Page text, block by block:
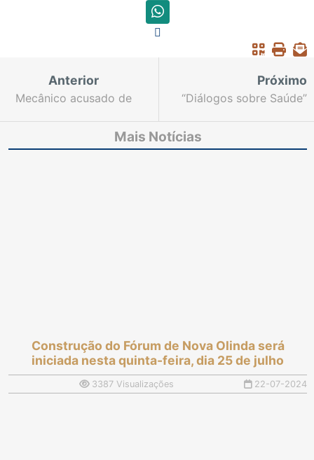
Anterior
Mecânico acusado de
companheira até a
morte é condenado a
Próximo
“Diálogos sobre Saúde”
autismo nesta quarta-
feira, 24
Mais Notícias
Construção do Fórum de Nova Olinda será
iniciada nesta quinta-feira, dia 25 de julho
3387 Visualizações 22-07-2024